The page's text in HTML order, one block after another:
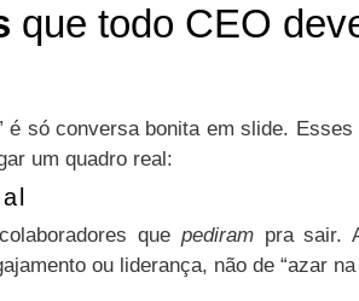
que todo CEO
é só conversa bonita em slide.
um quadro real:
que pedirampra sair.
ou liderança, não de “azar